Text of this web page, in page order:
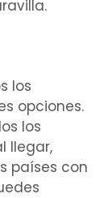
los
opciones.
los
llegar,
países con